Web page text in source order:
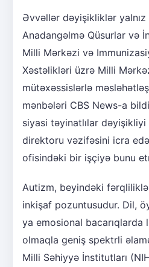
Əvvəllər dəyişikliklər
Anadangəlmə Qüsurlar və
Milli Mərkəzi və
Xəstəlikləri üzrə Milli
mütəxəssislərlə
mənbələri CBS News-a
siyasi təyinatlılar
direktoru vəzifəsini icra
ofisindəki bir işçiyə bunu
Autizm, beyindəki
inkişaf pozuntusudur. Dil,
ya emosional bacarıqlarda
olmaqla geniş spektrli
Milli Səhiyyə İnstitutları